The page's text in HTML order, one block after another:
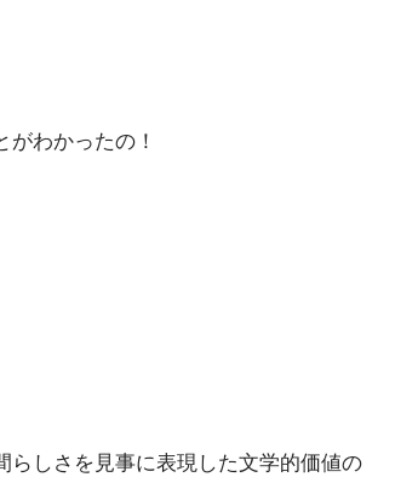
わかったの！
らしさを見事に表現した文学的価値の